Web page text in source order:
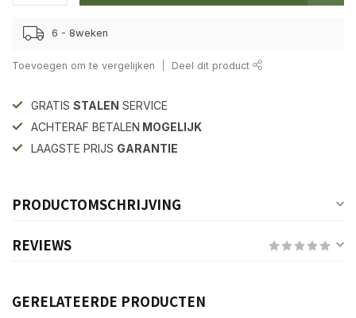
6 - 8weken
Toevoegen om te vergelijken Deel dit product
GRATIS STALEN SERVICE
ACHTERAF BETALEN MOGELIJK
LAAGSTE PRIJS GARANTIE
PRODUCTOMSCHRIJVING
REVIEWS
GERELATEERDE PRODUCTEN